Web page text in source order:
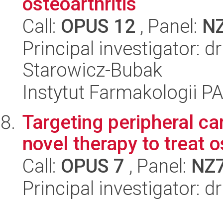
Call: OPUS 12 , Panel:
Principal investigator:
Starowicz-Bubak
Instytut Farmakologii
Targeting peripheral
novel therapy to treat
Call: OPUS 7 , Panel:
Principal investigator: